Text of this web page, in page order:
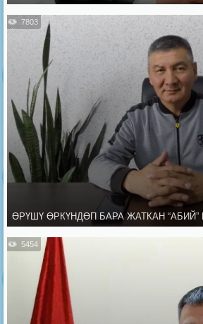
7803
ӨРҮШҮ ӨРКҮНДӨП БАРА ЖАТКАН
5454